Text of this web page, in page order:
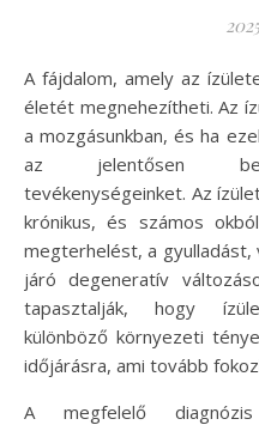
A fájdalom, amely az ízületeinkben jelentkezik, sok ember
életét megnehezítheti. Az
a mozgásunkban, és ha
az jelentősen
tevékenységeinket. Az
krónikus, és számos
megterhelést, a gyulladást,
járó degeneratív
tapasztalják, hogy
különböző környezeti
időjárásra, ami tovább
A megfelelő